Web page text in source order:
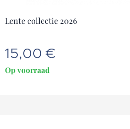
Lente collectie 2026
15,00 €
Op voorraad